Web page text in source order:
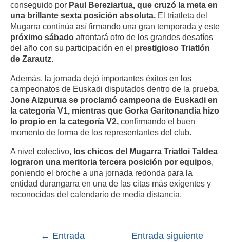
conseguido por Paul Bereziartua, que cruzó la meta en
una brillante sexta posición absoluta. El triatleta del
Mugarra continúa así firmando una gran temporada y este
próximo sábado afrontará otro de los grandes desafíos
del año con su participación en el prestigioso Triatlón
de Zarautz.
Además, la jornada dejó importantes éxitos en los
campeonatos de Euskadi disputados dentro de la prueba.
Jone Aizpurua se proclamó campeona de Euskadi en
la categoría V1, mientras que Gorka Garitonandia hizo
lo propio en la categoría V2, confirmando el buen
momento de forma de los representantes del club.
A nivel colectivo, los chicos del Mugarra Triatloi Taldea
lograron una meritoria tercera posición por equipos,
poniendo el broche a una jornada redonda para la
entidad durangarra en una de las citas más exigentes y
reconocidas del calendario de media distancia.
← Entrada
Entrada siguiente